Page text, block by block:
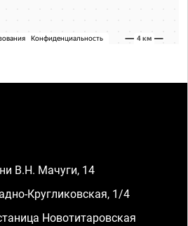
В.Н. Мачуги, 14
Кругликовская, 1/4
Новотитаровская